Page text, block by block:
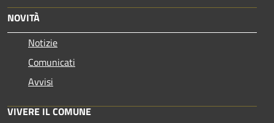
NOVITÀ
Notizie
Comunicati
Avvisi
VIVERE IL COMUNE